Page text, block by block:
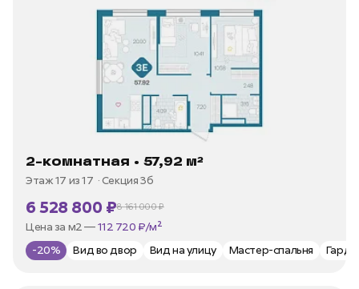
2-комнатная • 57,92 м²
Этаж 17 из 17 Секция 3б
6 528 800 ₽8 161 000 ₽
В ипотеку —от 31 315 ₽/мес
Цена за м2 —
-20% Вид во двор Вид на улицу Мастер-спальня